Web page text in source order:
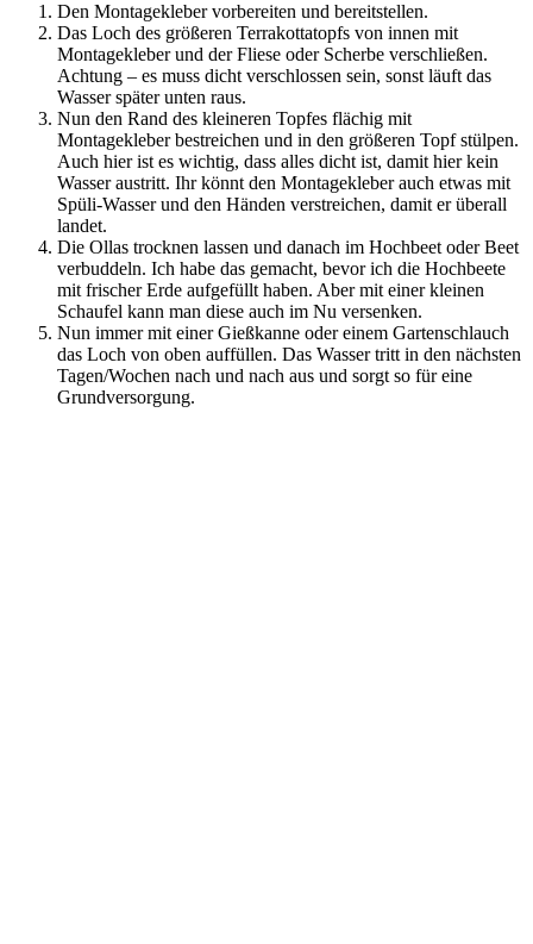
Den Montagekleber vorbereiten und bereitstellen.
Das Loch des größeren Terrakottatopfs von innen mit
Montagekleber und der Fliese oder Scherbe verschließen.
Achtung – es muss dicht verschlossen sein, sonst läuft das
Wasser später unten raus.
Nun den Rand des kleineren Topfes flächig mit
Montagekleber bestreichen und in den größeren Topf stülpen.
Auch hier ist es wichtig, dass alles dicht ist, damit hier kein
Wasser austritt. Ihr könnt den Montagekleber auch etwas mit
Spüli-Wasser und den Händen verstreichen, damit er überall
landet.
Die Ollas trocknen lassen und danach im Hochbeet oder Beet
verbuddeln. Ich habe das gemacht, bevor ich die Hochbeete
mit frischer Erde aufgefüllt haben. Aber mit einer kleinen
Schaufel kann man diese auch im Nu versenken.
Nun immer mit einer Gießkanne oder einem Gartenschlauch
das Loch von oben auffüllen. Das Wasser tritt in den nächsten
Tagen/Wochen nach und nach aus und sorgt so für eine
Grundversorgung.